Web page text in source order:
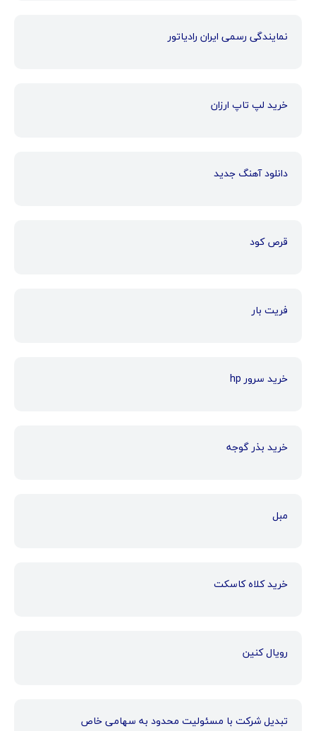
نمایندگی رسمی ایران رادیاتور
خرید لپ تاپ ارزان
دانلود آهنگ جدید
قرص کود
فریت بار
خرید سرور hp
خرید بذر گوجه
مبل
خرید کلاه کاسکت
رویال کنین
تبدیل شرکت با مسئولیت محدود به سهامی خاص